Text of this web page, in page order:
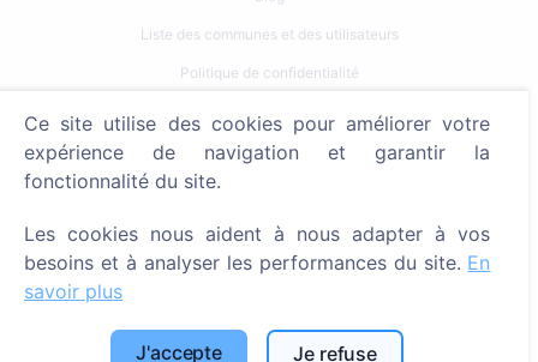
Liste des communes et des utilisateurs
Politique de confidentialité
Paramètres des cookies
Services
Ce site utilise des cookies pour améliorer votre
expérience de navigation et garantir la
fonctionnalité du site.
Les cookies nous aident à nous adapter à vos
besoins et à analyser les performances du site. En
savoir plus
J'accepte Je refuse